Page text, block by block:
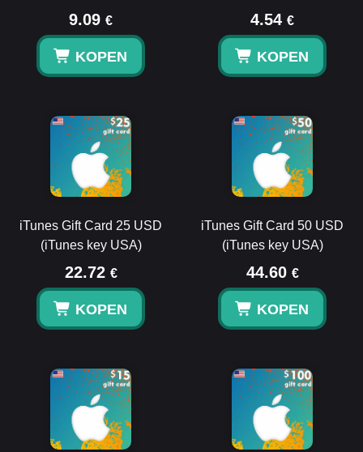
9.09 €
KOPEN
4.54 €
KOPEN
iTunes Gift Card 25 USD
(iTunes key USA)
22.72 €
KOPEN
iTunes Gift Card 50 USD
(iTunes key USA)
44.60 €
KOPEN